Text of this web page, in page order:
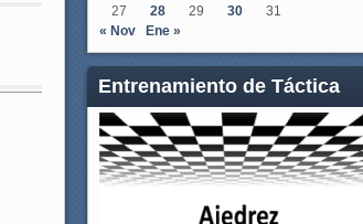
27
28 29 30
31
« Nov
Ene »
Entrenamiento de Táctica